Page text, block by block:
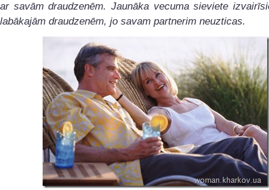
ar savām draudzenēm. Jaunāka vecuma sieviete
labākajām draudzenēm, jo savam partnerim neuzticas.